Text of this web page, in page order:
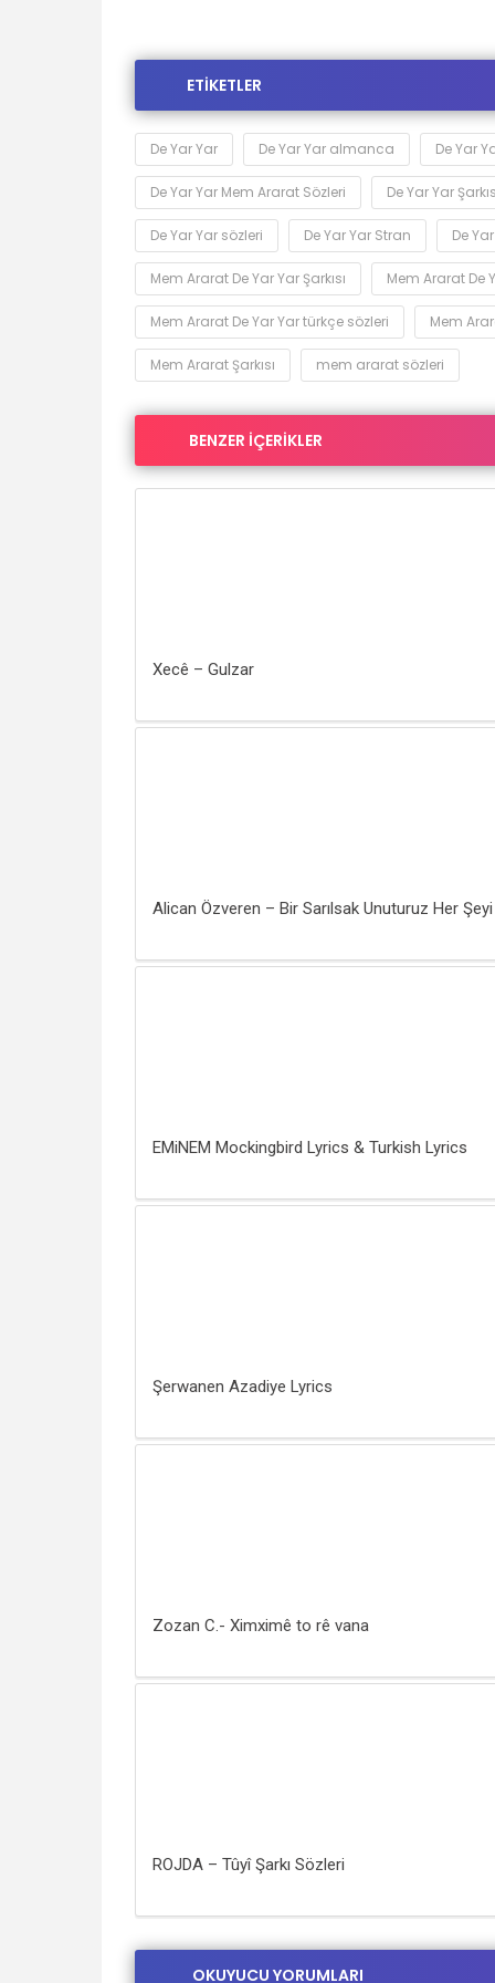
ETİKETLER
De Yar Yar De Yar Yar almanca De Yar
De Yar Yar Mem Ararat Sözleri De Yar Yar
De Yar Yar sözleri De Yar Yar Stran De
Mem Ararat De Yar Yar Şarkısı Mem Ararat De
Mem Ararat De Yar Yar türkçe sözleri Mem
Mem Ararat Şarkısı mem ararat sözleri
BENZER İÇERİKLER
Xecê – Gulzar
Alican Özveren – Bir Sarılsak Unuturuz Her Şeyi
EMiNEM Mockingbird Lyrics & Turkish Lyrics
Şerwanen Azadiye Lyrics
Zozan C.- Ximximê to rê vana
ROJDA – Tûyî Şarkı Sözleri
OKUYUCU YORUMLARI